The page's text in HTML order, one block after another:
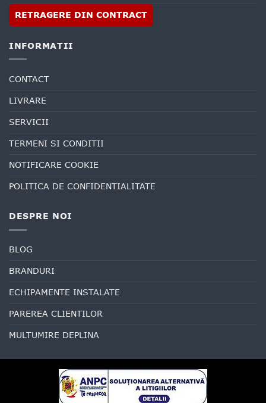
RETRAGERE DIN CONTRACT
INFORMATII
CONTACT
LIVRARE
SERVICII
TERMENI SI CONDITII
NOTIFICARE COOKIE
POLITICA DE CONFIDENTIALITATE
DESPRE NOI
BLOG
BRANDURI
ECHIPAMENTE INSTALATE
PAREREA CLIENTILOR
MULTUMIRE DEPLINA